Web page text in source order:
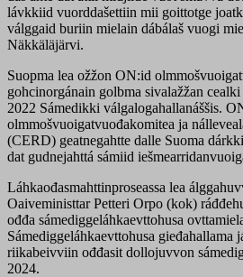
lávkkiid vuorddašettiin mii goittotge
válggaid buriin mielain dábálaš vuogi
Näkkäläjärvi.
Suopma lea ožžon ON:id
gohcinorgánain golbma sivalažžan
2022 Sámedikki válgalogahallanáššis.
olmmošvuoigatvuođakomitea ja
(CERD) geatnegahtte dalle Suoma
dat gudnejahttá sámiid
Láhkaođasmahttinproseassa lea
Oaiveministtar Petteri Orpo (kok)
ođđa sámediggeláhkaevttohusa
Sámediggeláhkaevttohusa gieđahallama
riikabeivviin ođđasit dollojuvvon
2024.